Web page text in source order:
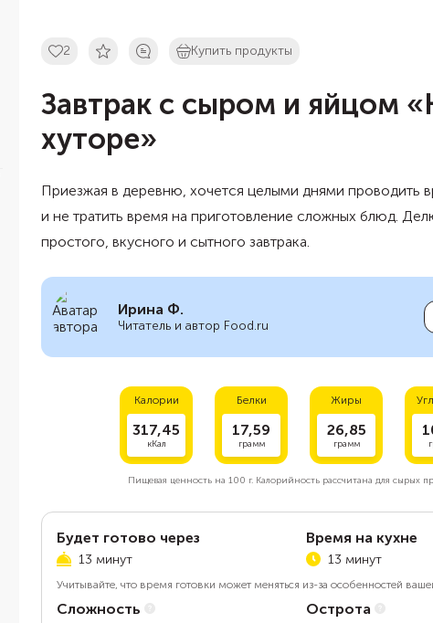
2 Купить продукты
Завтрак с сыром и яйцом
хуторе»
Приезжая в деревню, хочется целыми днями проводить
и не тратить время на приготовление сложных блюд.
простого, вкусного и сытного завтрака.
Ирина Ф.
Читатель и автор Food.ru
Калории
317,45
кКал
Белки
17,59
грамм
Жиры
26,85
грамм
Пищевая ценность на 100 г.Калорийность рассчитана для сырых
Будет готово через
13 минут
Время на кухне
13 минут
Учитывайте, что время готовки может меняться из-за особенностей
Сложность Острота